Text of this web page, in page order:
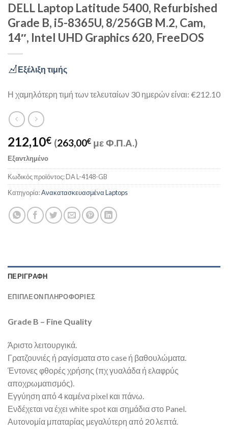
DELL Laptop Latitude 5400, Refurbished
Grade B, i5-8365U, 8/256GB M.2, Cam,
14″, Intel UHD Graphics 620, FreeDOS
Εξέλιξη τιμής
Η χαμηλότερη τιμή των τελευταίων 30 ημερών είναι: €212.10
212,10€ (263,00€ με Φ.Π.Α.)
Εξαντλημένο
Κωδικός προϊόντος:DA L-4148-GB
Κατηγορία:Ανακατασκευασμένα Laptops
ΠΕΡΙΓΡΑΦΉ
ΕΠΙΠΛΈΟΝ ΠΛΗΡΟΦΟΡΊΕΣ
Grade B – Fine Quality
Άριστο λειτουργικά.
Γρατζουνιές ή ραγίσματα στο case ή βαθουλώματα.
Έντονες φθορές χρήσης (πχ γυαλάδα ή ελαφρύς
αποχρωματισμός).
Εγγύηση από 4 καμένα pixel και πάνω.
Ενδέχεται να έχει white spot και σημάδια στο Panel.
Αυτονομία μπαταρίας μεγαλύτερη από 20 λεπτά.